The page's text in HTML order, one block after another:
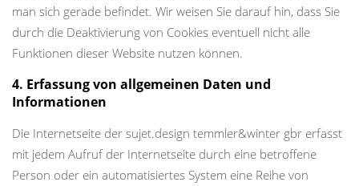
man sich gerade befindet. Wir weisen Sie darauf hin, dass Sie
durch die Deaktivierung von Cookies eventuell nicht alle
Funktionen dieser Website nutzen können.
4. Erfassung von allgemeinen Daten und
Informationen
Die Internetseite der sujet.design temmler&winter gbr erfasst
mit jedem Aufruf der Internetseite durch eine betroffene
Person oder ein automatisiertes System eine Reihe von